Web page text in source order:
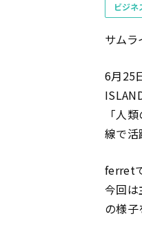
ビジネ
サム
6月25
「人
線で活
ferret
今回は
の様子